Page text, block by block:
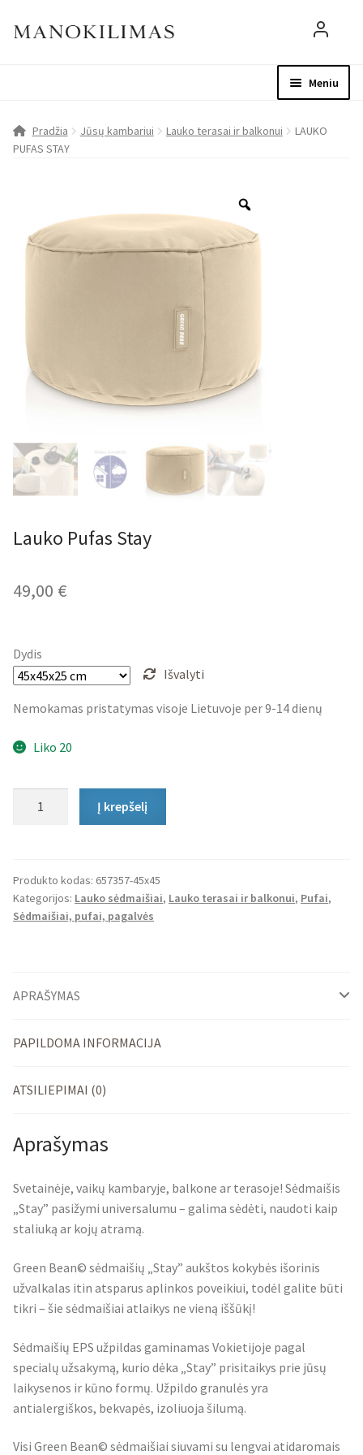
Meniu
Apie mus
Pradžia Jūsų kambariui Lauko terasai ir balkonui
LAUKO
PUFAS STAY
Lauko Pufas Stay
49,00 €
Dydis
Išvalyti
Nemokamas pristatymas visoje Lietuvoje per 9-14 dienų
Liko 20
Stay
Į krepšelį
Produkto kodas: 657357-45x45
Kategorijos: Lauko sėdmaišiai, Lauko terasai ir balkonui, Pufai,
Sėdmaišiai, pufai, pagalvės
APRAŠYMAS
PAPILDOMA INFORMACIJA
ATSILIEPIMAI (0)
Aprašymas
Svetainėje, vaikų kambaryje, balkone ar terasoje! Sėdmaišis
„Stay” pasižymi universalumu – galima sėdėti, naudoti kaip
staliuką ar kojų atramą.
Green Bean© sėdmaišių „Stay” aukštos kokybės išorinis
užvalkalas itin atsparus aplinkos poveikiui, todėl galite būti
tikri – šie sėdmaišiai atlaikys ne vieną iššūkį!
Sėdmaišių EPS užpildas gaminamas Vokietijoje pagal
specialų užsakymą, kurio dėka „Stay” prisitaikys prie jūsų
laikysenos ir kūno formų. Užpildo granulės yra
antialergiškos, bekvapės, izoliuoja šilumą.
Visi Green Bean© sėdmaišiai siuvami su lengvai atidaromais